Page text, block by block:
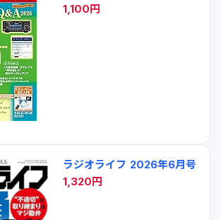
1,100円
ラジオライフ 2026年6月号
1,320円